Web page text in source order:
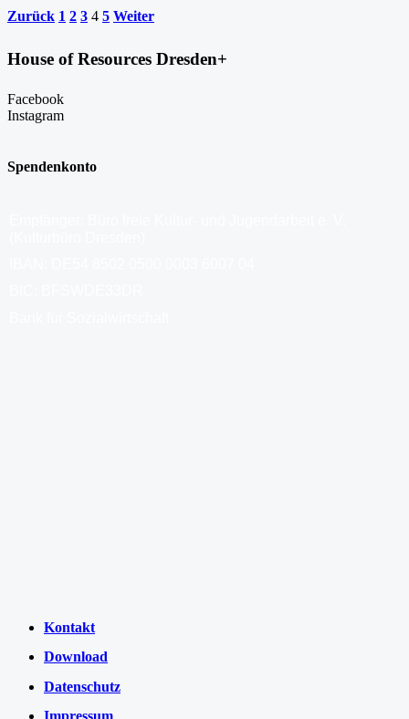
Zurück 1 2 3 4 5 Weiter
House of Resources Dresden+
Facebook
Instagram
Spendenkonto
Kontakt
Download
Datenschutz
Impressum